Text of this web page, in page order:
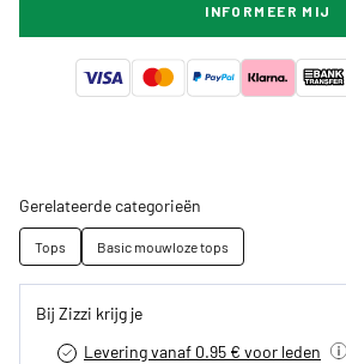
INFORMEER MIJ
Gerelateerde categorieën
Tops Basic mouwloze tops
Bij Zizzi krijg je
Levering vanaf 0.95 € voor leden